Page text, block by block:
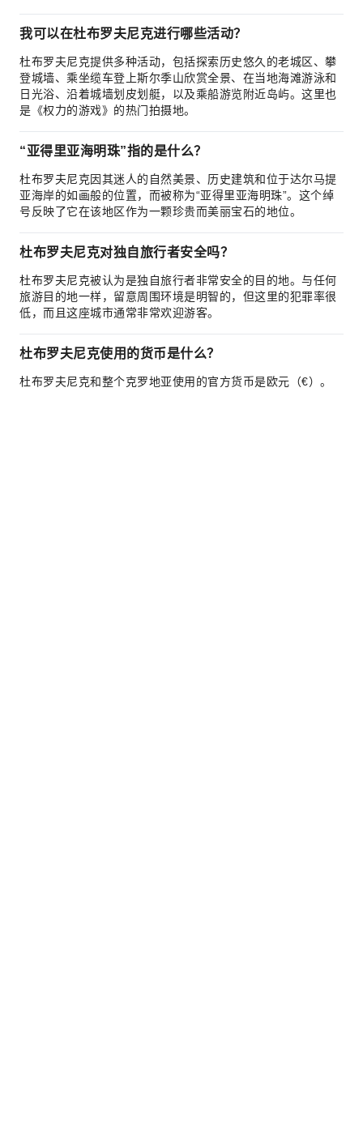
我可以在杜布罗夫尼克进行哪些活动？
杜布罗夫尼克提供多种活动，包括探索历史悠久的老城区、攀
登城墙、乘坐缆车登上斯尔季山欣赏全景、在当地海滩游泳和
日光浴、沿着城墙划皮划艇，以及乘船游览附近岛屿。这里也
是《权力的游戏》的热门拍摄地。
“亚得里亚海明珠”指的是什么？
杜布罗夫尼克因其迷人的自然美景、历史建筑和位于达尔马提
亚海岸的如画般的位置，而被称为“亚得里亚海明珠”。这个绰
号反映了它在该地区作为一颗珍贵而美丽宝石的地位。
杜布罗夫尼克对独自旅行者安全吗？
杜布罗夫尼克被认为是独自旅行者非常安全的目的地。与任何
旅游目的地一样，留意周围环境是明智的，但这里的犯罪率很
低，而且这座城市通常非常欢迎游客。
杜布罗夫尼克使用的货币是什么？
杜布罗夫尼克和整个克罗地亚使用的官方货币是欧元（€）。